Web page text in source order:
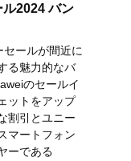
2024 バン
ールが間近に
る魅力的なバ
のセールイ
ットをアップ
割引とユニー
マートフォン
ーである